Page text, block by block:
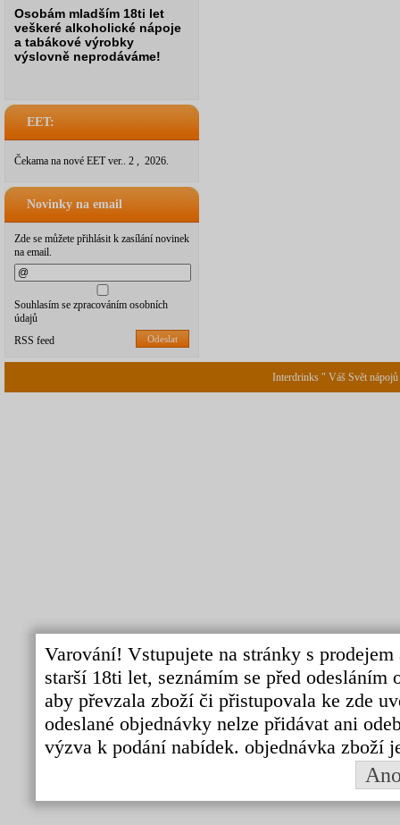
Osobám mladším 18ti let
veškeré alkoholické nápoje
a tabákové výrobky
výslovně neprodáváme!
EET:
Čekama na nové EET ver.. 2 , 2026.
Novinky na email
Zde se můžete přihlásit k zasílání novinek
na email.
Souhlasím se zpracováním osobních
údajů
Odeslat
RSS feed
Interdrinks " Váš Svět
Varování! Vstupujete na stránky s
starší 18ti let, seznámím se před
aby převzala zboží či přistupovala ke zde
odeslané objednávky nelze přidávat ani
výzva k podání nabídek. objednávka zboží